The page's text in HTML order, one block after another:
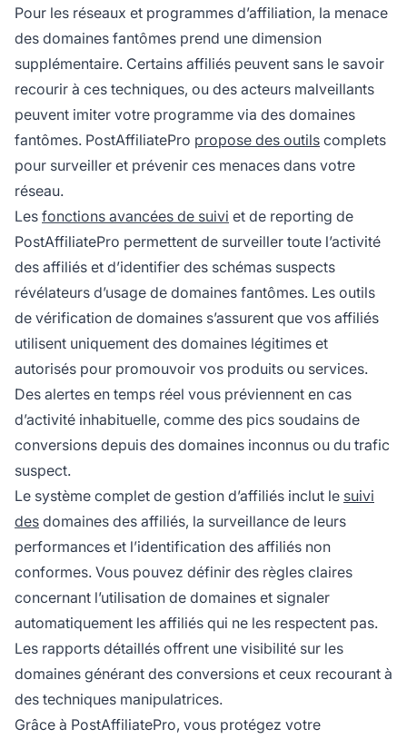
Pour les réseaux et programmes d’affiliation, la menace
des domaines fantômes prend une dimension
supplémentaire. Certains affiliés peuvent sans le savoir
recourir à ces techniques, ou des acteurs malveillants
peuvent imiter votre programme via des domaines
fantômes. PostAffiliatePro propose des outils complets
pour surveiller et prévenir ces menaces dans votre
réseau.
Les fonctions avancées de suivi et de reporting de
PostAffiliatePro permettent de surveiller toute l’activité
des affiliés et d’identifier des schémas suspects
révélateurs d’usage de domaines fantômes. Les outils
de vérification de domaines s’assurent que vos affiliés
utilisent uniquement des domaines légitimes et
autorisés pour promouvoir vos produits ou services.
Des alertes en temps réel vous préviennent en cas
d’activité inhabituelle, comme des pics soudains de
conversions depuis des domaines inconnus ou du trafic
suspect.
Le système complet de gestion d’affiliés inclut le suivi
des domaines des affiliés, la surveillance de leurs
performances et l’identification des affiliés non
conformes. Vous pouvez définir des règles claires
concernant l’utilisation de domaines et signaler
automatiquement les affiliés qui ne les respectent pas.
Les rapports détaillés offrent une visibilité sur les
domaines générant des conversions et ceux recourant à
des techniques manipulatrices.
Grâce à PostAffiliatePro, vous protégez votre